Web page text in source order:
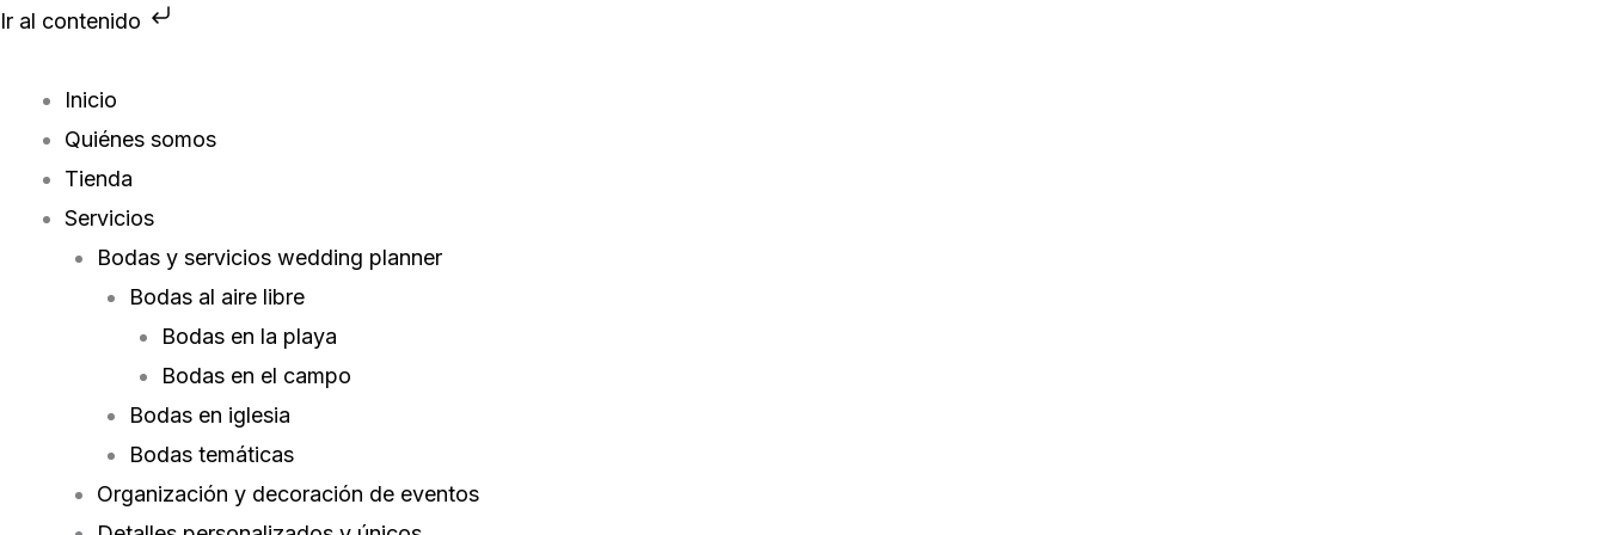
Ir al contenido
Ir
contenido
Inicio
Quiénes somos
Tienda
Servicios
Bodas y servicios wedding planner
Bodas al aire libre
Bodas en la playa
Bodas en el campo
Bodas en iglesia
Bodas temáticas
Organización y decoración de eventos